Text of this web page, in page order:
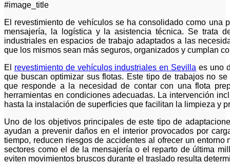
#image_title
El revestimiento de vehículos se ha consolidado como una práctica esencial en sectores como el reparto, la
mensajería, la logística y la asistencia técnica. Se trata
industriales en espacios de trabajo adaptados a las
que los mismos sean más seguros, organizados y cumplan
El revestimiento de vehículos industriales en Sevilla es uno
que buscan optimizar sus flotas. Este tipo de trabajos no
que responde a la necesidad de contar con una flota
herramientas en condiciones adecuadas. La intervención
hasta la instalación de superficies que facilitan la limpieza y
Uno de los objetivos principales de este tipo de
ayudan a prevenir daños en el interior provocados por
tiempo, reducen riesgos de accidentes al ofrecer un
sectores como el de la mensajería o el reparto de última
eviten movimientos bruscos durante el traslado resulta